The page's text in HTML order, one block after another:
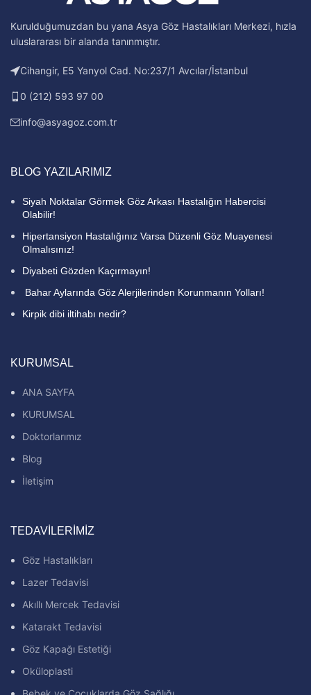
Kurulduğumuzdan bu yana Asya Göz Hastalıkları Merkezi, hızla
uluslararası bir alanda tanınmıştır.
Cihangir, E5 Yanyol Cad. No:237/1 Avcılar/İstanbul
0 (212) 593 97 00
info@asyagoz.com.tr
BLOG YAZILARIMIZ
Siyah Noktalar Görmek Göz Arkası Hastalığın Habercisi
Olabilir!
Hipertansiyon Hastalığınız Varsa Düzenli Göz Muayenesi
Olmalısınız!
Diyabeti Gözden Kaçırmayın!
Bahar Aylarında Göz Alerjilerinden Korunmanın Yolları!
Kirpik dibi iltihabı nedir?
KURUMSAL
ANA SAYFA
KURUMSAL
Doktorlarımız
Blog
İletişim
TEDAVILERIMIZ
Göz Hastalıkları
Lazer Tedavisi
Akıllı Mercek Tedavisi
Katarakt Tedavisi
Göz Kapağı Estetiği
Oküloplasti